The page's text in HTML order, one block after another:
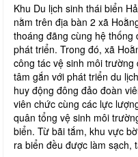
Khu Du lịch sinh thái biển
nằm trên địa bàn 2 xã
thoáng đãng cùng hệ thống
phát triển. Trong đó, xã
công tác vệ sinh môi
tâm gắn với phát triển du
huy động đông đảo đoàn
viên chức cùng các lực
quân tổng vệ sinh môi
biển. Từ bãi tắm, khu vực
ra biển đều được làm sạch,